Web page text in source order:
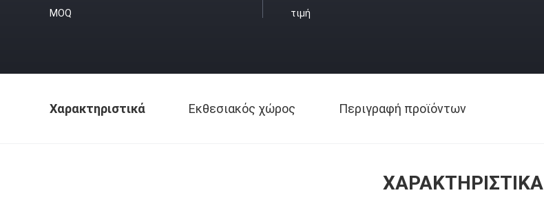
MOQ τιμή
Χαρακτηριστικά Εκθεσιακός χώρος Περιγραφή προϊόντων
ΧΑΡΑΚΤΗΡΙΣΤΙΚΆ